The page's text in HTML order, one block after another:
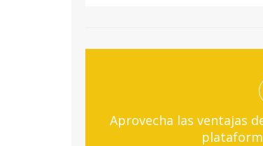
Aprovecha las ventajas